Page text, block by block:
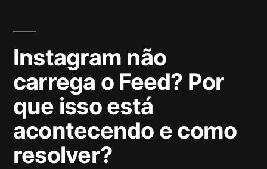
Instagram não
carrega o Feed? Por
que isso está
acontecendo e como
resolver?